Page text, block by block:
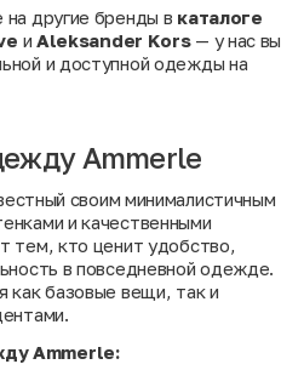
другие бренды в каталоге
и Aleksander Kors— у нас вы
и доступной одежды на
Ammerle
своим минималистичным
и качественными
тем, кто ценит удобство,
в повседневной одежде.
как базовые вещи, так и
Ammerle: